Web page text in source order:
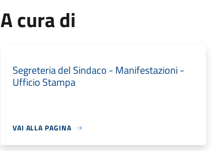
A cura di
Segreteria del Sindaco - Manifestazioni -
Ufficio Stampa
VAI ALLA PAGINA